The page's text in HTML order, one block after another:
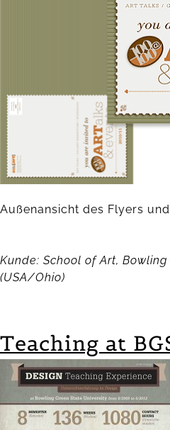
Außenansicht des Flyers
Kunde: School of Art,
(USA/Ohio)
Teaching at